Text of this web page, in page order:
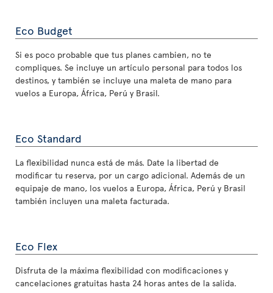
Eco Budget
Si es poco probable que tus planes cambien, no te
compliques. Se incluye un artículo personal para todos los
destinos, y también se incluye una maleta de mano para
vuelos a Europa, África, Perú y Brasil.
Eco Standard
La flexibilidad nunca está de más. Date la libertad de
modificar tu reserva, por un cargo adicional. Además de un
equipaje de mano, los vuelos a Europa, África, Perú y Brasil
también incluyen una maleta facturada.
Eco Flex
Disfruta de la máxima flexibilidad con modificaciones y
cancelaciones gratuitas hasta 24 horas antes de la salida.